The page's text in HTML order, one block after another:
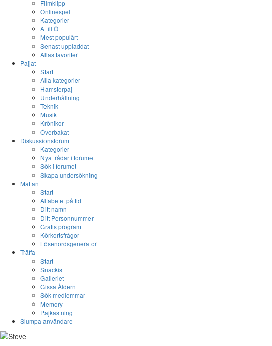
Filmklipp
Onlinespel
Kategorier
A till Ö
Mest populärt
Senast uppladdat
Allas favoriter
Pajjat
Start
Alla kategorier
Hamsterpaj
Underhållning
Teknik
Musik
Krönikor
Överbakat
Diskussionsforum
Kategorier
Nya trådar i forumet
Sök i forumet
Skapa undersökning
Mattan
Start
Alfabetet på tid
Ditt namn
Ditt Personnummer
Gratis program
Körkortsfrågor
Lösenordsgenerator
Träffa
Start
Snackis
Galleriet
Gissa Åldern
Sök medlemmar
Memory
Pajkastning
Slumpa användare